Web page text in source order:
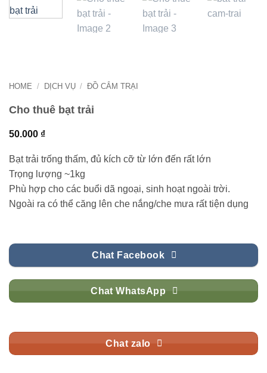
HOME / DỊCH VỤ / ĐỒ CẮM TRẠI
Cho thuê bạt trải
50.000 ₫
Bạt trải trống thấm, đủ kích cỡ từ lớn đến rất lớn
Trọng lượng ~1kg
Phù hợp cho các buổi dã ngoại, sinh hoạt ngoài trời.
Ngoài ra có thể căng lên che nắng/che mưa rất tiện dụng
Chat Facebook
Chat WhatsApp
Chat zalo